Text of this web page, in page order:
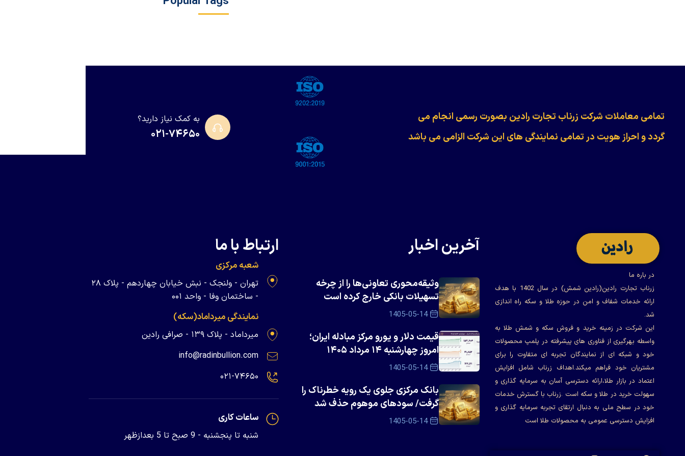
​​​​​​تمامی معاملات شرکت زرناب تجارت رادین بصورت رسمی انجام می
گردد و احراز هویت در تمامی نمایندگی های این شرکت الزامی می باشد
به کمک نیاز دارید؟
۰۲۱-۷۴۶۵۰
در باره ما
زرناب تجارت رادین(رادین شمش) در سال 1402 با هدف
ارائه خدمات شفاف و امن در حوزه طلا و سکه راه اندازی
شد.
این شرکت در زمینه خرید و فروش سکه و شمش طلا به
واسطه بهرگیری از فناوری های پیشرفته در پلمپ محصولات
خود و شبکه ای از نمایندگان تجربه ای متفاوت را برای
مشتریان خود فراهم میکند.اهداف زرناب شامل افزایش
اعتماد در بازار طلا،ارائه دسترسی آسان به سرمایه گذاری و
سهولت خرید در طلا و سکه است .زرناب با گسترش خدمات
خود در سطح ملی به دنبال ارتقای تجربه سرمایه گذاری و
افزایش دسترسی عمومی به محصولات طلا است
آخرین اخبار
وثیقه‌محوری تعاونی‌ها را از چرخه
تسهیلات بانکی خارج کرده است
1405-05-14
قیمت دلار و یورو مرکز مبادله ایران؛
امروز چهارشنبه ۱۴ مرداد ۱۴۰۵
1405-05-14
بانک مرکزی جلوی یک رویه خطرناک را
گرفت/ سود‌های موهوم حذف شد
1405-05-14
ارتباط با ما
شعبه مرکزی
تهران - ولنجک - نبش خیابان چهاردهم - پلاک ۲۸
- ساختمان وفا - واحد ۰۰۱
نمایندگی میرداماد(سکه)
میرداماد - پلاک ۱۳۹ - صرافی رادین
info@radinbullion.com
۰۲۱-۷۴۶۵۰
ساعات کاری
شنبه تا پنجشنبه - 9 صبح تا 5 بعدازظهر